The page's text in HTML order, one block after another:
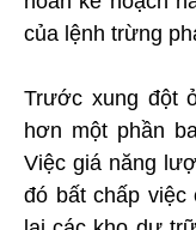
của lệnh trừng
Trước xung đột
hơn một phần
Việc giá năng
đó bất chấp